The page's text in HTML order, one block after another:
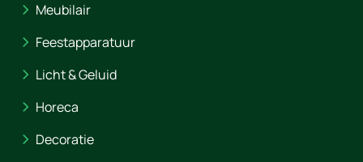
Meubilair
Feestapparatuur
Licht & Geluid
Horeca
Decoratie